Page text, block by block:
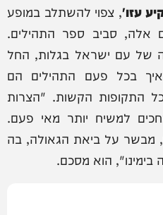
עזו', צפוי להשתלב במופע
אלה, סביב ספר התהילים.
של עם ישראל בגלות, החל
איך בכל פעם התהילים הם
התקופות הקשות. "הצרות
למשיח יותר מאי פעם.
מבשר על ביאת הגאולה, בה
הוא מסכם.